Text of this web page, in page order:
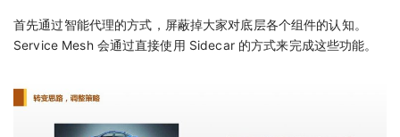
首先通过智能代理的方式，屏蔽掉大家对底层各个组件的认知。
Service Mesh 会通过直接使用 Sidecar 的方式来完成这些功能。